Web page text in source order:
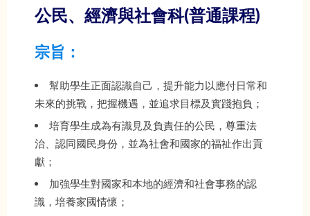
公民、經濟與社會科(普通課程)
宗旨：
幫助學生正面認識自己，提升能力以應付日常和
未來的挑戰，把握機遇，並追求目標及實踐抱負；
培育學生成為有識見及負責任的公民，尊重法
治、認同國民身份，並為社會和國家的福祉作出貢
獻；
加強學生對國家和本地的經濟和社會事務的認
識，培養家國情懷；